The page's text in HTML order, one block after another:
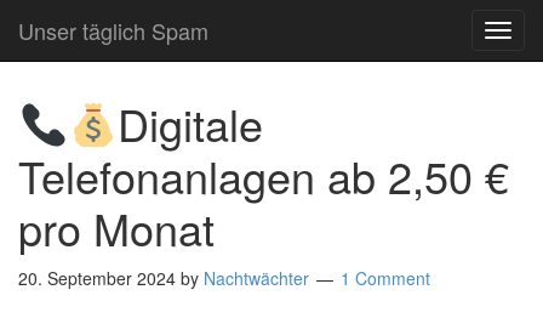
Unser täglich Spam
Digitale
Telefonanlagen ab 2,50 €
pro Monat
20. September 2024 by Nachtwächter 1 Comment